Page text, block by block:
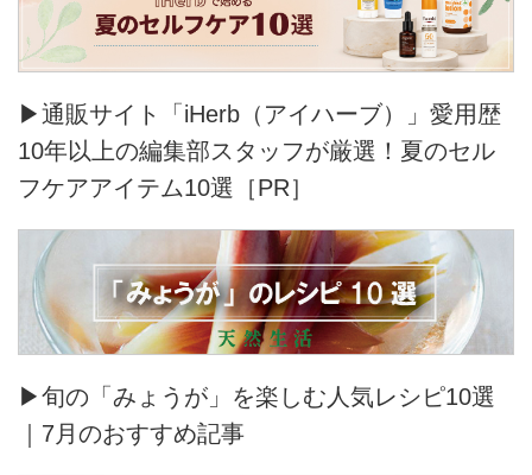
▶通販サイト「iHerb（アイハーブ）」愛用歴
10年以上の編集部スタッフが厳選！夏のセル
フケアアイテム10選［PR］
▶旬の「みょうが」を楽しむ人気レシピ10選
｜7月のおすすめ記事